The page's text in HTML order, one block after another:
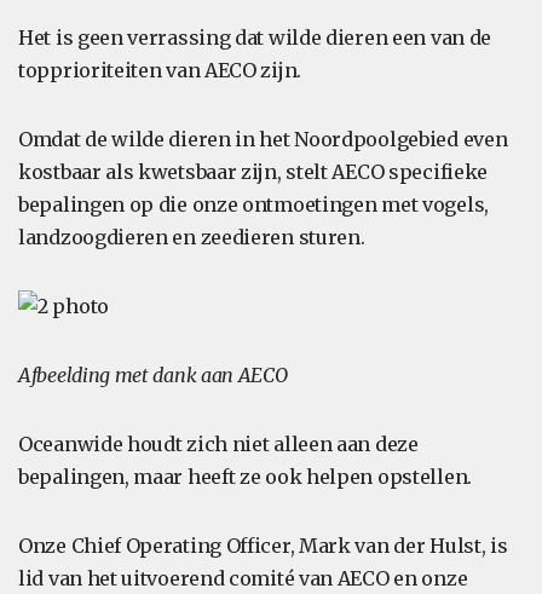
Het is geen verrassing dat wilde dieren een van de
topprioriteiten van AECO zijn.
Omdat de wilde dieren in het Noordpoolgebied even
kostbaar als kwetsbaar zijn, stelt AECO specifieke
bepalingen op die onze ontmoetingen met vogels,
landzoogdieren en zeedieren sturen.
Afbeelding met dank aan AECO
Oceanwide houdt zich niet alleen aan deze
bepalingen, maar heeft ze ook helpen opstellen.
Onze Chief Operating Officer, Mark van der Hulst, is
lid van het uitvoerend comité van AECO en onze